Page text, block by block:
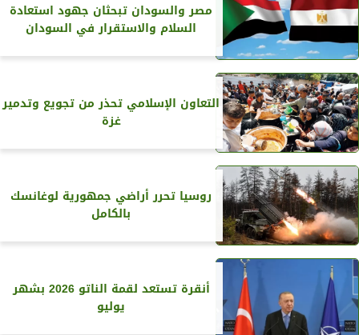
مصر والسودان تبحثان جهود استعادة
السلام والاستقرار في السودان
التعاون الإسلامي تحذر من تجويع وتدمير
غزة
روسيا تحرر أراضي جمهورية لوغانسك
بالكامل
أنقرة تستعد لقمة الناتو 2026 بشهر
يوليو